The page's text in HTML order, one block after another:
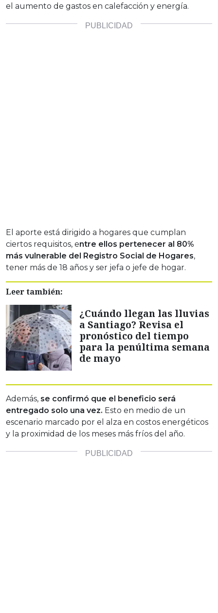
el aumento de gastos en calefacción y energía.
El aporte está dirigido a hogares que cumplan
ciertos requisitos, entre ellos pertenecer al 80%
más vulnerable del Registro Social de Hogares,
tener más de 18 años y ser jefa o jefe de hogar.
Leer también:
¿Cuándo llegan las lluvias
a Santiago? Revisa el
pronóstico del tiempo
para la penúltima semana
de mayo
Además, se confirmó que el beneficio será
entregado solo una vez. Esto en medio de un
escenario marcado por el alza en costos energéticos
y la proximidad de los meses más fríos del año.